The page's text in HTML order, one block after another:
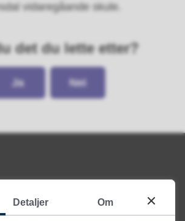
vidaregåande skule.
det du lette etter?
Ja Nei
Detaljer Om